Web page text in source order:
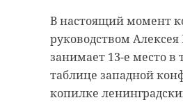
В настоящий момент
руководством Алексея
занимает 13-е место в
таблице западной
копилке
линии в
Подпорожском и
районах. По
правилам область
перевозчикам до 40